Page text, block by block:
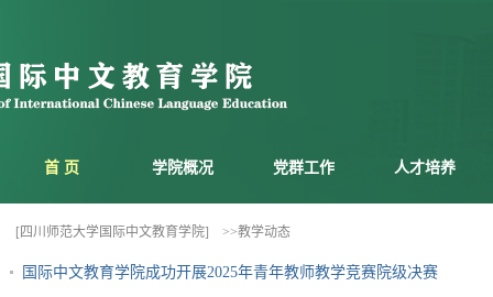
首 页 学院概况 党群工作 人才培养
[四川师范大学国际中文教育学院] >>教学动态
国际中文教育学院成功开展2025年青年教师教学竞赛院级决赛